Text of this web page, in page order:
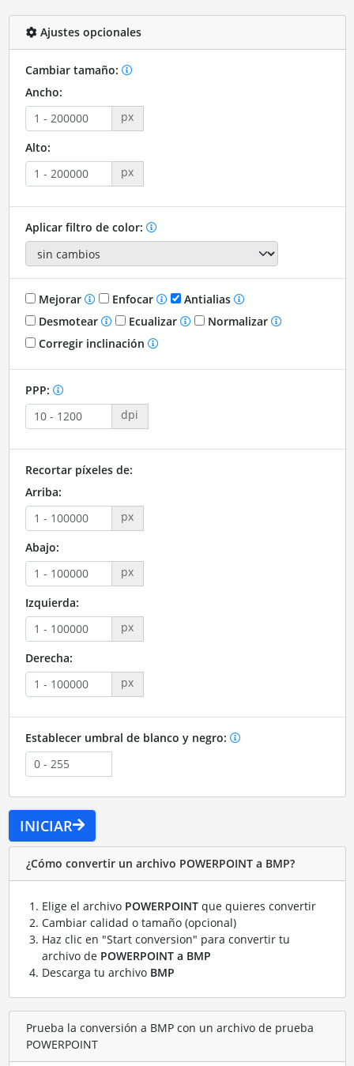
Ajustes opcionales
Cambiar tamaño:
Ancho:
px
Alto:
px
Aplicar filtro de color:
Mejorar Enfocar
Antialias
Desmotear
Ecualizar
Normalizar
Corregir inclinación
PPP:
dpi
Recortar píxeles de:
Arriba:
px
Abajo:
px
Izquierda:
px
Derecha:
px
Establecer umbral de blanco y negro:
INICIAR
¿Cómo convertir un archivo POWERPOINT a BMP?
Elige el archivo POWERPOINTque quieres convertir
Cambiar calidad o tamaño (opcional)
Haz clic en "Start conversion" para convertir tu
archivo de POWERPOINT a BMP
Descarga tu archivo BMP
Prueba la conversión a BMP con un archivo de prueba
POWERPOINT